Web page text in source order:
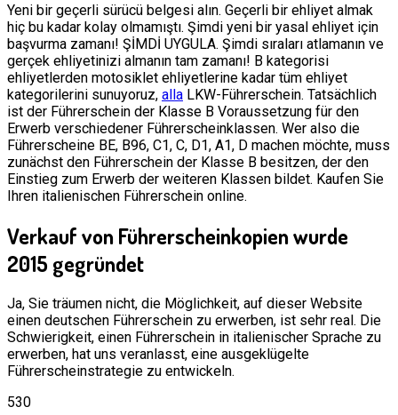
Yeni bir geçerli sürücü belgesi alın. Geçerli bir ehliyet almak
hiç bu kadar kolay olmamıştı. Şimdi yeni bir yasal ehliyet için
başvurma zamanı! ŞİMDİ UYGULA. Şimdi sıraları atlamanın ve
gerçek ehliyetinizi almanın tam zamanı! B kategorisi
ehliyetlerden motosiklet ehliyetlerine kadar tüm ehliyet
kategorilerini sunuyoruz, alla LKW-Führerschein. Tatsächlich
ist der Führerschein der Klasse B Voraussetzung für den
Erwerb verschiedener Führerscheinklassen. Wer also die
Führerscheine BE, B96, C1, C, D1, A1, D machen möchte, muss
zunächst den Führerschein der Klasse B besitzen, der den
Einstieg zum Erwerb der weiteren Klassen bildet. Kaufen Sie
Ihren italienischen Führerschein online.
Verkauf von Führerscheinkopienwurde
2015 gegründet
Ja, Sie träumen nicht, die Möglichkeit, auf dieser Website
einen deutschen Führerschein zu erwerben, ist sehr real. Die
Schwierigkeit, einen Führerschein in italienischer Sprache zu
erwerben, hat uns veranlasst, eine ausgeklügelte
Führerscheinstrategie zu entwickeln.
530